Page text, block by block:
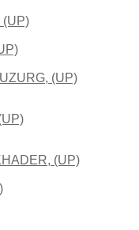
(UP)
(UP)
(UP)